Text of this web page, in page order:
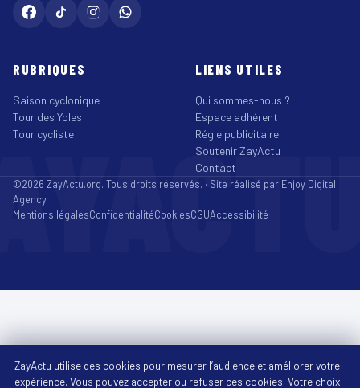
RUBRIQUES
Saison cyclonique
Tour des Yoles
Tour cycliste
LIENS UTILES
Qui sommes-nous ?
Espace adhérent
Régie publicitaire
Soutenir ZayActu
Contact
©2026 ZayActu.org. Tous droits réservés. · Site réalisé par Enjoy Digital
Agency
Mentions légalesConfidentialitéCookiesCGUAccessibilité
ZayActu utilise des cookies pour mesurer l’audience et améliorer votre
expérience. Vous pouvez accepter ou refuser ces cookies. Votre choix